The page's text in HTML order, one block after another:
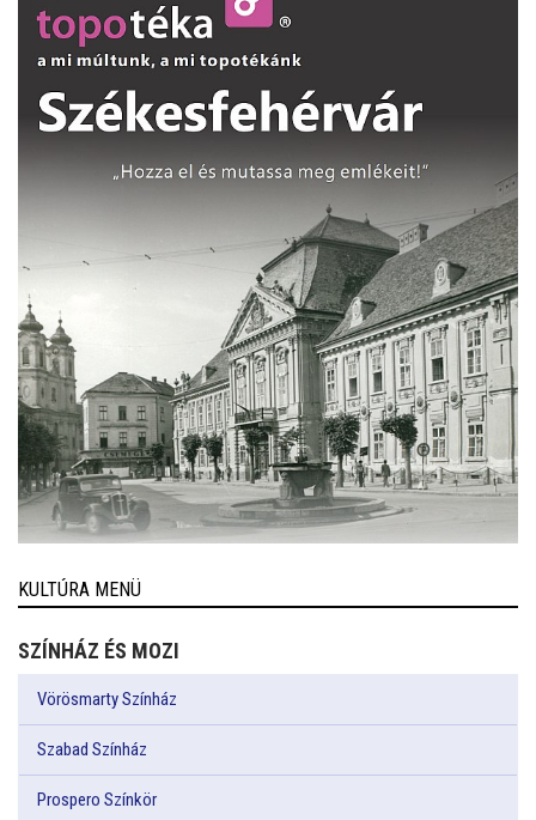
KULTÚRA MENÜ
SZÍNHÁZ ÉS MOZI
Vörösmarty Színház
Szabad Színház
Prospero Színkör